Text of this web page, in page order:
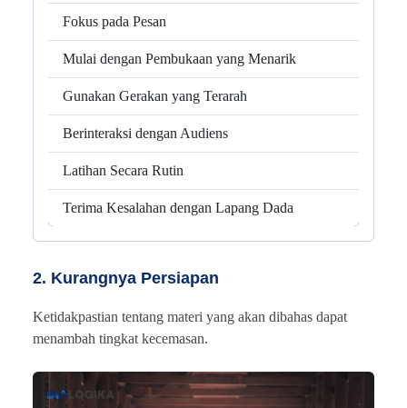
Fokus pada Pesan
Mulai dengan Pembukaan yang Menarik
Gunakan Gerakan yang Terarah
Berinteraksi dengan Audiens
Latihan Secara Rutin
Terima Kesalahan dengan Lapang Dada
2. Kurangnya Persiapan
Ketidakpastian tentang materi yang akan dibahas dapat
menambah tingkat kecemasan.